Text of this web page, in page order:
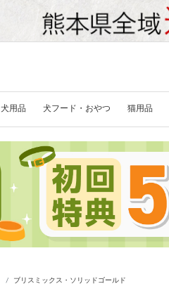
犬用品 犬フード・おやつ 猫用品
ブリスミックス・ソリッドゴールド